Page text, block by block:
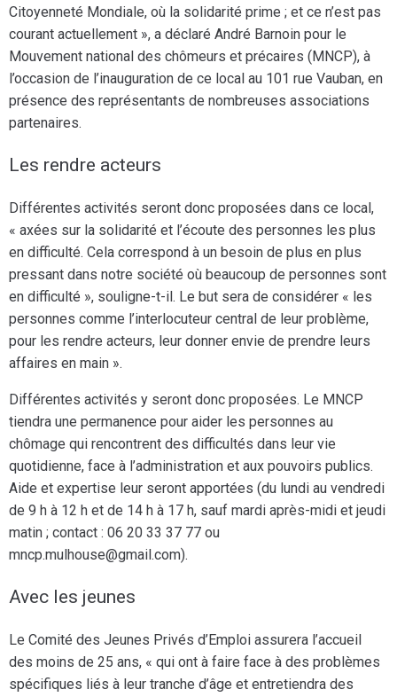
Citoyenneté Mondiale, où la solidarité prime ; et ce n’est pas
courant actuellement », a déclaré André Barnoin pour le
Mouvement national des chômeurs et précaires (MNCP), à
l’occasion de l’inauguration de ce local au 101 rue Vauban, en
présence des représentants de nombreuses associations
partenaires.
Les rendre acteurs
Différentes activités seront donc proposées dans ce local,
« axées sur la solidarité et l’écoute des personnes les plus
en difficulté. Cela correspond à un besoin de plus en plus
pressant dans notre société où beaucoup de personnes sont
en difficulté », souligne-t-il. Le but sera de considérer « les
personnes comme l’interlocuteur central de leur problème,
pour les rendre acteurs, leur donner envie de prendre leurs
affaires en main ».
Différentes activités y seront donc proposées. Le MNCP
tiendra une permanence pour aider les personnes au
chômage qui rencontrent des difficultés dans leur vie
quotidienne, face à l’administration et aux pouvoirs publics.
Aide et expertise leur seront apportées (du lundi au vendredi
de 9 h à 12 h et de 14 h à 17 h, sauf mardi après-midi et jeudi
matin ; contact : 06 20 33 37 77 ou
mncp.mulhouse@gmail.com).
Avec les jeunes
Le Comité des Jeunes Privés d’Emploi assurera l’accueil
des moins de 25 ans, « qui ont à faire face à des problèmes
spécifiques liés à leur tranche d’âge et entretiendra des